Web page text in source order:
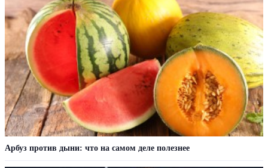
Арбуз против дыни: что на самом деле полезнее